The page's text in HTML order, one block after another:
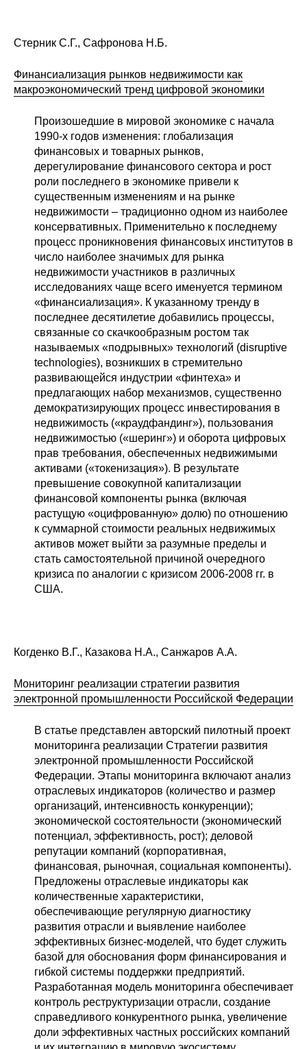
Стерник С.Г., Сафронова Н.Б.
Финансиализация рынков недвижимости как
макроэкономический тренд цифровой экономики
Произошедшие в мировой экономике с начала
1990-х годов изменения: глобализация
финансовых и товарных рынков,
дерегулирование финансового сектора и рост
роли последнего в экономике привели к
существенным изменениям и на рынке
недвижимости – традиционно одном из наиболее
консервативных. Применительно к последнему
процесс проникновения финансовых институтов в
число наиболее значимых для рынка
недвижимости участников в различных
исследованиях чаще всего именуется термином
«финансиализация». К указанному тренду в
последнее десятилетие добавились процессы,
связанные со скачкообразным ростом так
называемых «подрывных» технологий (disruptive
technologies), возникших в стремительно
развивающейся индустрии «финтеха» и
предлагающих набор механизмов, существенно
демократизирующих процесс инвестирования в
недвижимость («краудфандинг»), пользования
недвижимостью («шеринг») и оборота цифровых
прав требования, обеспеченных недвижимыми
активами («токенизация»). В результате
превышение совокупной капитализации
финансовой компоненты рынка (включая
растущую «оцифрованную» долю) по отношению
к суммарной стоимости реальных недвижимых
активов может выйти за разумные пределы и
стать самостоятельной причиной очередного
кризиса по аналогии с кризисом 2006-2008 гг. в
США.
Когденко В.Г., Казакова Н.А., Санжаров А.А.
Мониторинг реализации стратегии развития
электронной промышленности Российской Федерации
В статье представлен авторский пилотный проект
мониторинга реализации Стратегии развития
электронной промышленности Российской
Федерации. Этапы мониторинга включают анализ
отраслевых индикаторов (количество и размер
организаций, интенсивность конкуренции);
экономической состоятельности (экономический
потенциал, эффективность, рост); деловой
репутации компаний (корпоративная,
финансовая, рыночная, социальная компоненты).
Предложены отраслевые индикаторы как
количественные характеристики,
обеспечивающие регулярную диагностику
развития отрасли и выявление наиболее
эффективных бизнес-моделей, что будет служить
базой для обоснования форм финансирования и
гибкой системы поддержки предприятий.
Разработанная модель мониторинга обеспечивает
контроль реструктуризации отрасли, создание
справедливого конкурентного рынка, увеличение
доли эффективных частных российских компаний